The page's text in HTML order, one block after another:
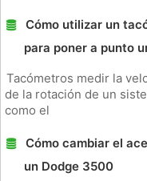
Cómo utilizar un
para poner a punto
Tacómetros medir la
de la rotación de un
como el
Cómo cambiar el
un Dodge 3500